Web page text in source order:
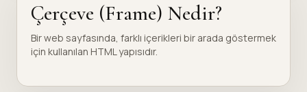
Çerçeve (Frame) Nedir?
Bir web sayfasında, farklı içerikleri bir arada göstermek
için kullanılan HTML yapısıdır.